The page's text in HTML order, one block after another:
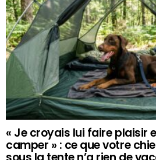
« Je croyais lui faire plaisir
camper » : ce que votre